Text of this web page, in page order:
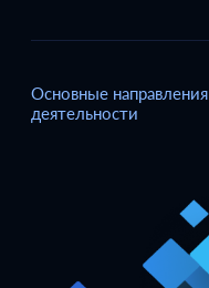
Основные направления
деятельности